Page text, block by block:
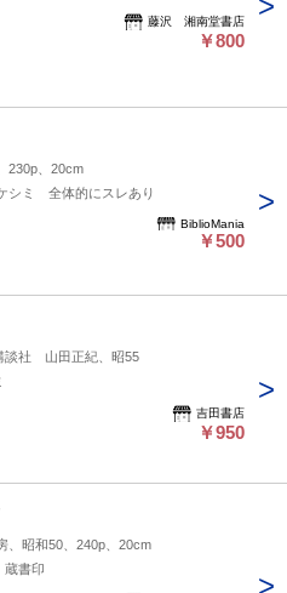
藤沢 湘南堂書店
￥800
230p、20cm
シミ 全体的にスレあり
BiblioMania
￥500
社 山田正紀、昭55
吉田書店
￥950
、昭和50、240p、20cm
蔵書印